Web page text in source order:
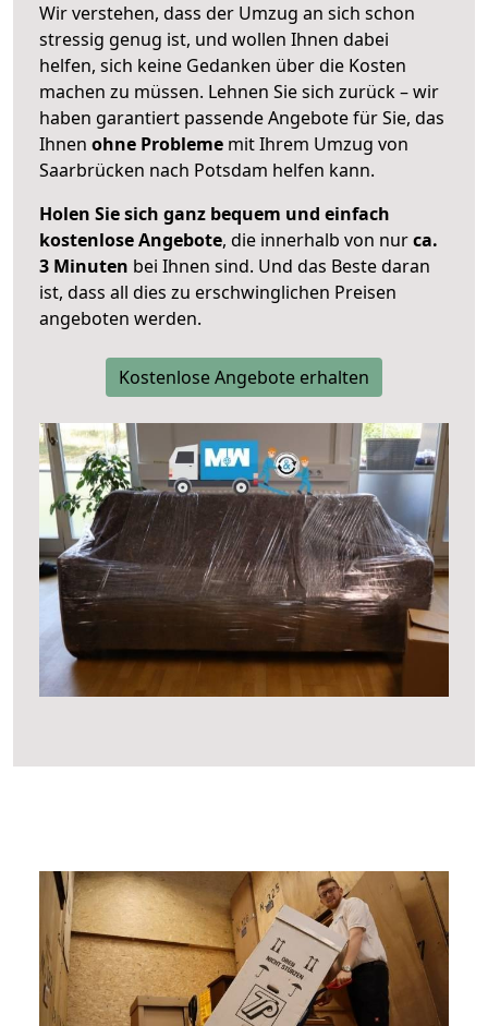
Wir verstehen, dass der Umzug an sich schon
stressig genug ist, und wollen Ihnen dabei
helfen, sich keine Gedanken über die Kosten
machen zu müssen. Lehnen Sie sich zurück – wir
haben garantiert passende Angebote für Sie, das
Ihnen ohne Probleme mit Ihrem Umzug von
Saarbrücken nach Potsdam helfen kann.
Holen Sie sich ganz bequem und einfach
kostenlose Angebote, die innerhalb von nurca.
3 Minuten bei Ihnen sind. Und das Beste daran
ist, dass all dies zu erschwinglichen Preisen
angeboten werden.
Kostenlose Angebote erhalten